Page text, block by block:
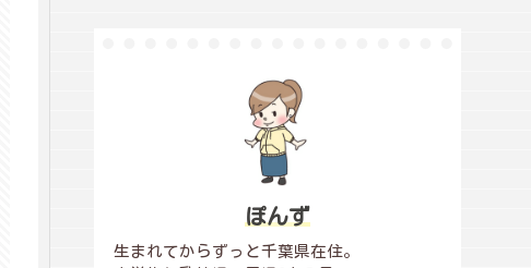
ぽんず
生まれてからずっと千葉県在住。